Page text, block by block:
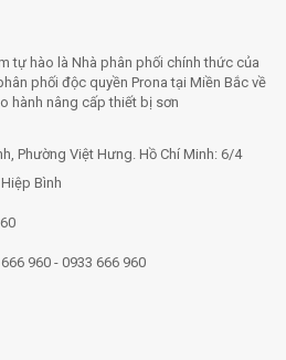
tự hào là Nhà phân phối chính thức của
phối độc quyền Prona tại Miền Bắc về
hành nâng cấp thiết bị sơn
Phường Việt Hưng. Hồ Chí Minh: 6/4
Bình
960 - 0933 666 960